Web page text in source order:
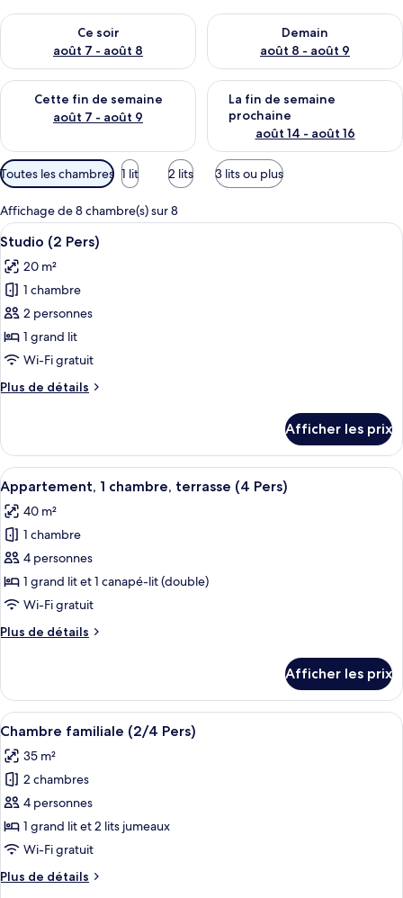
Ce soir
août 7 - août 8
Vérifier la disponibilité pour ce soir août 7 - août 8
Demain
août 8 - août 9
Vérifier la disponibilité pour
Cette fin de semaine
août 7 - août 9
Vérifier la disponibilité pour cette fin de semaine août 7 -
La fin de semaine
prochaine
août 14 - août 16
Vérifier la disponibilité pour
Filtres
disponibles
pour
les
chambres
Toutes les chambres 1 lit 2 lits 3 lits ou plus
Affichage de 8 chambre(s) sur 8
Afficher
toutes
les
photos
pour
ce
type
chambre :
Pers)
Une chambre d’hôtel moderne
5
Studio (2 Pers)
20 m²
1 chambre
2 personnes
1 grand lit
Wi-Fi gratuit
Plus de détails
Plus
Studio
(2
Pers)
Afficher les prix
Afficher
toutes
les
photos
pour
ce
type
chambre :
chambre,
terrasse
(4
Pers)
Une chambre d’hôtel moderne
3
Appartement, 1 chambre, terrasse (4 Pers)
40 m²
1 chambre
4 personnes
1 grand lit et 1 canapé-lit (double)
Wi-Fi gratuit
Plus de détails
Plus
Appartement,
chambre,
(4
Pers)
Afficher les prix
Afficher
toutes
les
photos
pour
ce
type
chambre :
Une chambre d’hôtel moderne
5
Chambre familiale (2/4 Pers)
35 m²
2 chambres
4 personnes
1 grand lit et 2 lits jumeaux
Wi-Fi gratuit
Plus de détails
Plus